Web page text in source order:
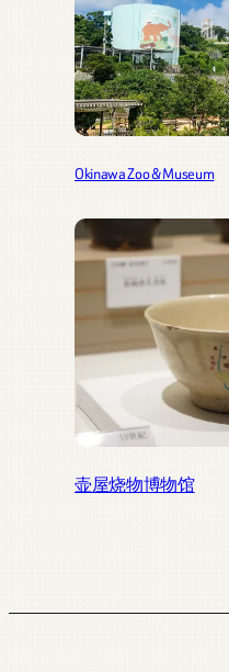
Okinawa Zoo & Museum
壶屋烧物博物馆